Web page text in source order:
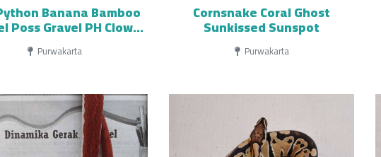
Banana Bamboo
Poss Gravel PH Clown
Hypo
Purwakarta
Cornsnake Coral Ghost
Sunkissed Sunspot
Purwakarta